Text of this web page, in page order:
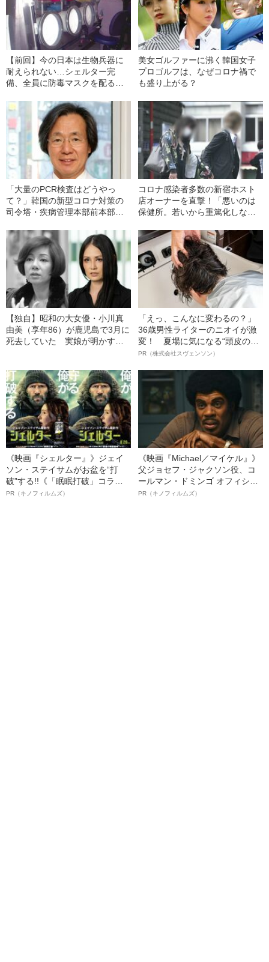
【前回】今の日本は生物兵器に
耐えられない…シェルター完
備、全員に防毒マスクを配る国
美女ゴルファーに沸く韓国女子
プロゴルフは、なぜコロナ禍で
も盛り上がる？
「大量のPCR検査はどうやっ
て？」韓国の新型コロナ対策の
司令塔・疾病管理本部前本部長
コロナ感染者多数の新宿ホスト
店オーナーを直撃！「悪いのは
保健所。若いから重篤化しな
【独自】昭和の大女優・小川真
由美（享年86）が鹿児島で3月に
死去していた 実娘が明かす
「えっ、こんなに変わるの？」
36歳男性ライターのニオイが激
変！ 夏場に気になる“頭皮のニ
オイ”や“ベタつき”を解消す
ト”が生み出した徹底ケアとは
PR（株式会社スヴェンソン）
《映画『シェルター』》ジェイ
ソン・ステイサムがお盆を“打
破”する!!《「眠眠打破」コラ
ボ》
PR（キノフィルムズ）
《映画『Michael／マイケル』》
父ジョセフ・ジャクソン役、コ
ールマン・ドミンゴ オフィシャ
ルインタビュー“観客を魅了した
PR（キノフィルムズ）